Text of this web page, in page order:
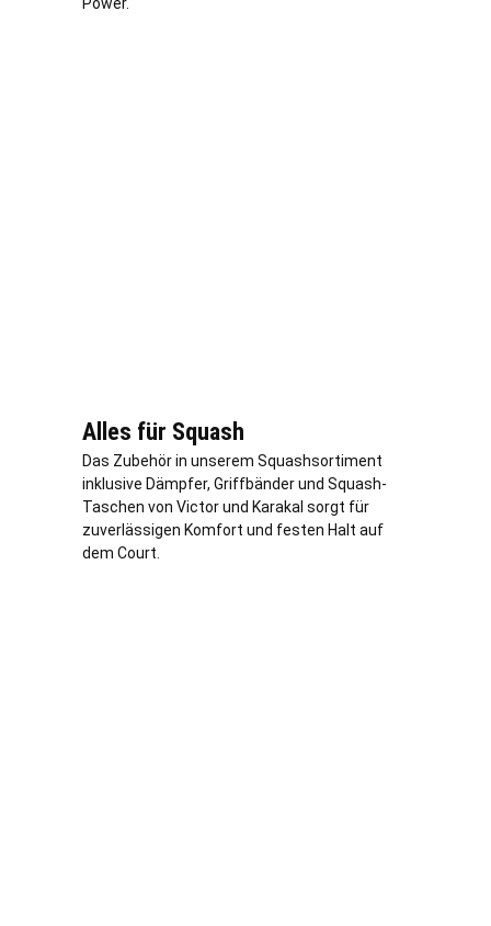
Alles für Squash
Das Zubehör in unserem Squashsortiment
inklusive Dämpfer, Griffbänder und Squash-
Taschen von Victor und Karakal sorgt für
zuverlässigen Komfort und festen Halt auf
dem Court.